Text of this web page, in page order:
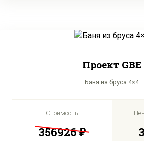
Проект GBE
Баня из бруса 4×4
Стоимость
356926 ₽